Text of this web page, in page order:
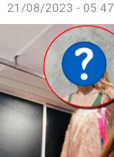
21/08/2023 -